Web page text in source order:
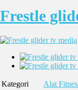
Frestle
Kategori
Alat